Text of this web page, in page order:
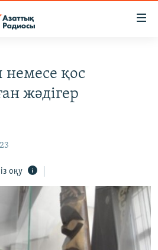
қос
жәдігер
оқу